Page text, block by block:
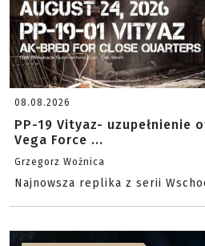
08.08.2026
PP-19 Vityaz- uzupełnienie
Vega Force ...
Grzegorz Woźnica
Najnowsza replika z serii